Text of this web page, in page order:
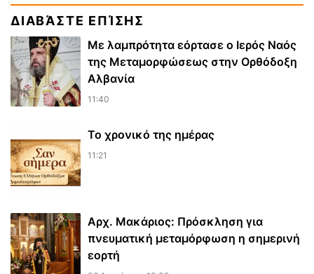
ΔΙΑΒΆΣΤΕ ΕΠΊΣΗΣ
Με λαμπρότητα εόρτασε ο Ιερός Ναός
της Μεταμορφώσεως στην Ορθόδοξη
Αλβανία
11:40
Το χρονικό της ημέρας
11:21
Αρχ. Μακάριος: Πρόσκληση για
πνευματική μεταμόρφωση η σημερινή
εορτή